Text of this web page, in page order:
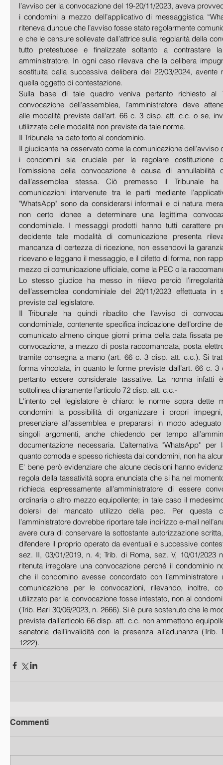
l’avviso per la convocazione del 19-20/11/2023, aveva
i condomini a mezzo dell’applicativo di messaggistica
riteneva dunque che l’avviso fosse stato regolarmente
e che le censure sollevate dall’attrice sulla regolarità della
tutto pretestuose e finalizzate soltanto a contrastare
amministratore. In ogni caso rilevava che la delibera
sostituita dalla successiva delibera del 22/03/2024, avente
quella oggetto di contestazione.
Sulla base di tale quadro veniva pertanto richiesto al
convocazione dell’assemblea, l’amministratore deve
alle modalità previste dall'art. 66 c. 3 disp. att. c.c. o se,
utilizzate delle modalità non previste da tale norma.
Il Tribunale ha dato torto al condominio.
Il giudicante ha osservato come la comunicazione dell’avviso
i condomini sia cruciale per la regolare costituzione
l’omissione della convocazione è causa di annullabilità
dall’assemblea stessa. Ciò premesso il Tribunale
comunicazioni intervenute tra le parti mediante
"WhatsApp" sono da considerarsi informali e di natura
non certo idonee a determinare una legittima
condominiale. I messaggi prodotti hanno tutti carattere
decidente tale modalità di comunicazione presenta
mancanza di certezza di ricezione, non essendovi la
ricevano e leggano il messaggio, e il difetto di forma, non
mezzo di comunicazione ufficiale, come la PEC o la
Lo stesso giudice ha messo in rilievo perciò
dell’assemblea condominiale del 20/11/2023 effettuata in
previste dal legislatore.
Il Tribunale ha quindi ribadito che l’avviso di
condominiale, contenente specifica indicazione dell’ordine
comunicato almeno cinque giorni prima della data fissata
convocazione, a mezzo di posta raccomandata, posta
tramite consegna a mano (art. 66 c. 3 disp. att. c.c.). Si
forma vincolata, in quanto le forme previste dall’art. 66 c.
pertanto essere considerate tassative. La norma infatti
sottolinea chiaramente l’articolo 72 disp. att. c.c.-
L'intento del legislatore è chiaro: le norme sopra dette
condomini la possibilità di organizzare i propri
presenziare all’assemblea e prepararsi in modo
singoli argomenti, anche chiedendo per tempo
documentazione necessaria. L’alternativa "WhatsApp"
quanto comoda e spesso richiesta dai condomini, non ha
E' bene però evidenziare che alcune decisioni hanno
regola della tassatività sopra enunciata che si ha nel
richieda espressamente all’amministratore di essere
ordinaria o altro mezzo equipollente; in tale caso il
dolersi del mancato utilizzo della pec. Per questa
l’amministratore dovrebbe riportare tale indirizzo e-mail
avere cura di conservare la sottostante autorizzazione
difendere il proprio operato da eventuali e successive
sez. II, 03/01/2019, n. 4; Trib. di Roma, sez. V, 10/01/2023
ritenuta irregolare una convocazione perché il condominio
che il condomino avesse concordato con
comunicazione per le convocazioni, rilevando, inoltre,
utilizzato per la convocazione fosse intestato, non al
(Trib. Bari 30/06/2023, n. 2666). Si è pure sostenuto che le
previste dall’articolo 66 disp. att. c.c. non ammettono
sanatoria dell’invalidità con la presenza all’adunanza (Trib.
1222).
Commenti